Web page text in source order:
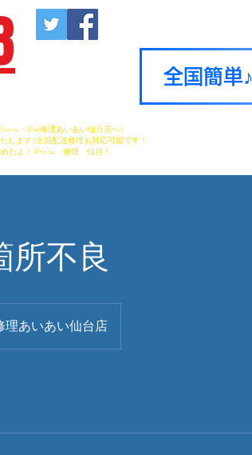
全国簡単
・iPad修理あいあい仙台店へ♪
します♪全国配送修理も対応可能です！
めたよ！iPhone 修理 仙台！
不良
理あいあい仙台店